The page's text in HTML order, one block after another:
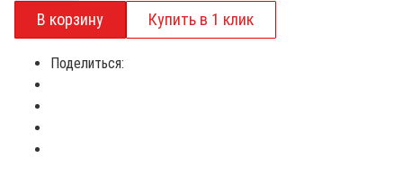
Поделиться: